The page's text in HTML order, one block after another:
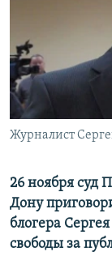
РАСПИСАНИЕ
СОЦИАЛЬНЫЕ СЕТИ
Все сайты
Журналист
26 ноября суд
Дону
блогера
свободы за